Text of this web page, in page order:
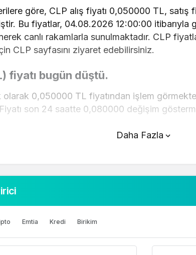
göre, CLP alış fiyatı 0,050000 TL, satış
Bu fiyatlar, 04.08.2026 12:00:00 itibarıyla
canlı rakamlarla sunulmaktadır. CLP
CLP sayfasını ziyaret edebilirsiniz.
fiyatı bugün düştü.
olarak 0,050000 TL fiyatından işlem
son 24 saatte 0,080000 değişim
işlemleri için, sayfanın üstünde yer alan
TL ?
TL ?
TL ?
Daha Fazla
Emtia Kredi Birikim